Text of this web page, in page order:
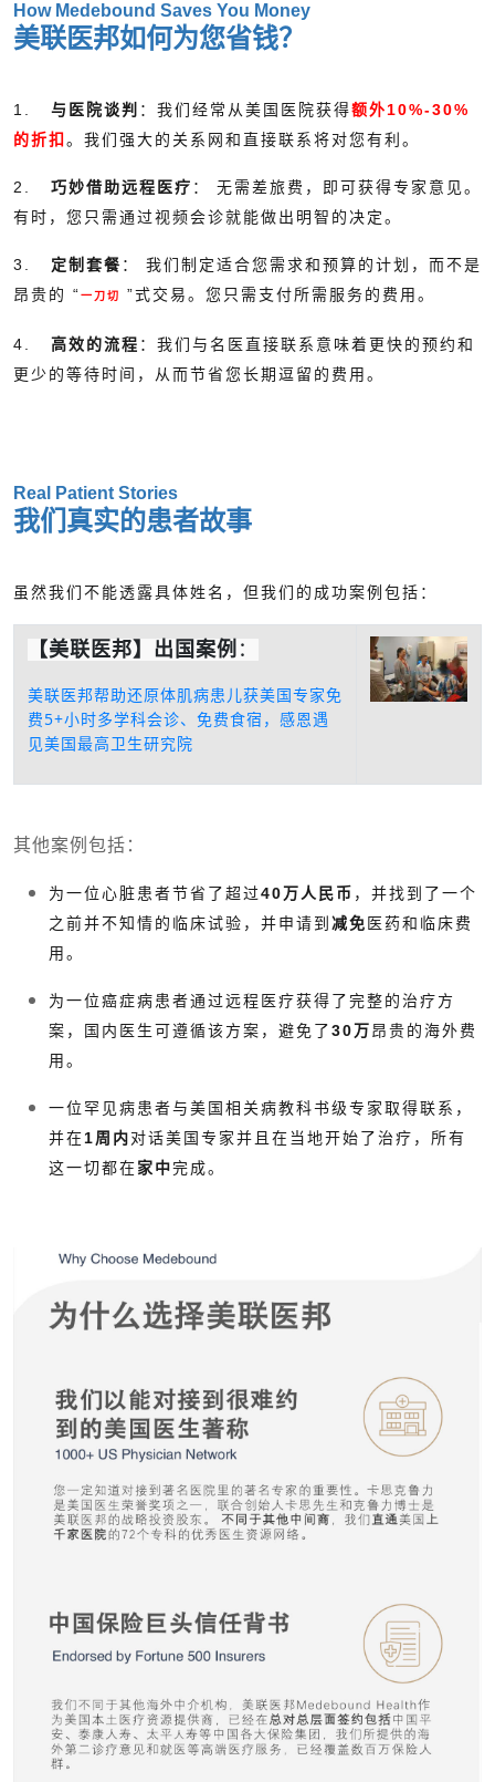
How Medebound Saves You Money
美联医邦如何为您省钱？
1. 与医院谈判 ：我们经常从美国医院获得额外10%-30%
的折扣 。我们强大的关系网和直接联系将对您有利。
2. 巧妙借助远程医疗 ： 无需差旅费，即可获得专家意见。
有时，您只需通过视频会诊就能做出明智的决定。
3. 定制套餐 ： 我们制定适合您需求和预算的计划，而不是
昂贵的 “一刀切 ”式交易。您只需支付所需服务的费用。
4. 高效的流程 ：我们与名医直接联系意味着更快的预约和
更少的等待时间，从而节省您长期逗留的费用。
Real Patient Stories
我们真实的患者故事
虽然我们不能透露具体姓名，但我们的成功案例包括：
【美联医邦】出国案例 ：
美联医邦帮助还原体肌病患儿获美国专家免
费5+小时多学科会诊、免费食宿，感恩遇
见美国最高卫生研究院
其他案例包括：
为一位心脏患者节省了超过40万人民币 ，并找到了一个
之前并不知情的临床试验，并申请到 减免 医药和临床费
用。
为一位癌症病患者通过远程医疗获得了完整的治疗方
案，国内医生可遵循该方案，避免了30万昂贵的海外费
用。
一位罕见病患者与美国相关病教科书级专家取得联系，
并在1周内对话美国专家并且在当地开始了治疗，所有
这一切都在家中完成。